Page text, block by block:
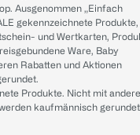
Ausgenommen „Einfach
gekennzeichnete Produkte,
und Wertkarten,
Ware, Baby
Rabatten und Aktionen
Produkte. Nicht mit
kaufmännisch